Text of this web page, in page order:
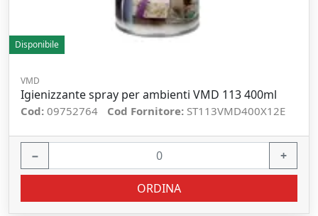
Disponibile
VMD
Igienizzante spray per ambienti VMD 113 400ml
Cod: 09752764 Cod Fornitore: ST113VMD400X12E
− +
ORDINA